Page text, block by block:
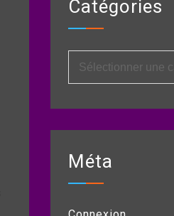
Catégories
Méta